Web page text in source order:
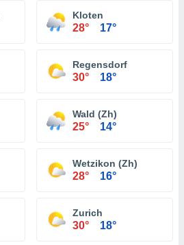
Kloten
28° 17°
Regensdorf
30° 18°
Wald (Zh)
25° 14°
Wetzikon (Zh)
28° 16°
Zurich
30° 18°